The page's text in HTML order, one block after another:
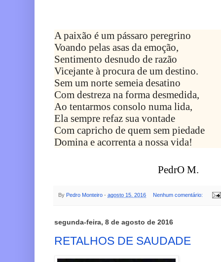
A paixão é um pássaro peregrino
Voando pelas asas da emoção,
Sentimento desnudo de razão
Vicejante à procura de um destino.
Sem um norte semeia desatino
Com destreza na forma desmedida,
Ao tentarmos consolo numa lida,
Ela sempre refaz sua vontade
Com capricho de quem sem piedade
Domina e acorrenta a nossa vida!
PedrO M.
By Pedro Monteiro - agosto 15, 2016 Nenhum comentário:
segunda-feira, 8 de agosto de 2016
RETALHOS DE SAUDADE